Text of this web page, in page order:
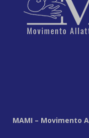
MAMI – Movimento